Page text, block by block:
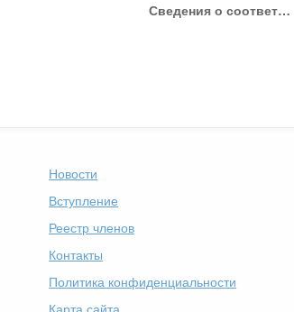
Сведения о соответствии члена СРО условиям членства в СРО, предусмотренным законодательством РФ и (или) внутренними документами СРО
Новости
Вступление
Реестр членов
Контакты
Политика конфиденциальности
Карта сайта